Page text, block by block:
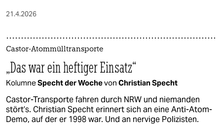
21.4.2026
Castor-Atommülltransporte
„Das war ein heftiger Einsatz“
KolumneSpecht der Wochevon Christian Specht
Castor-Transporte fahren durch NRW und niemanden
stört’s. Christian Specht erinnert sich an eine Anti-Atom-
Demo, auf der er 1998 war. Und an nervige Polizisten.